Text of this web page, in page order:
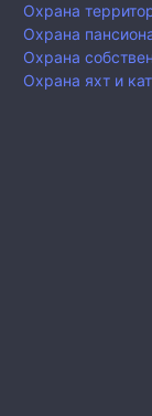
Охрана
Охрана
Охрана
Охрана яхт и